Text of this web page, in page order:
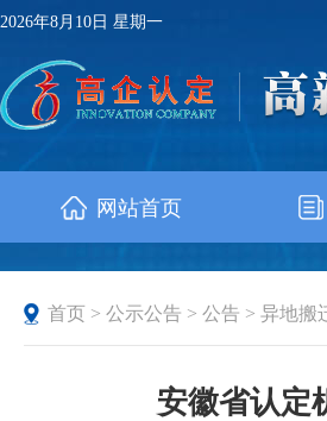
2026年8月10日 星期一
网站首页
首页 > 公示公告 > 公告 > 异地搬
安徽省认定